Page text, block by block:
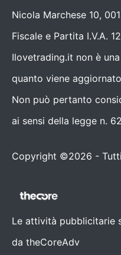
Nicola Marchese 10,
Fiscale e Partita I.V.A.
Ilovetrading.it non è
quanto viene
Non può pertanto
ai sensi della legge n.
Copyright ©2026 -
Le attività pubblicitarie
da theCoreAdv